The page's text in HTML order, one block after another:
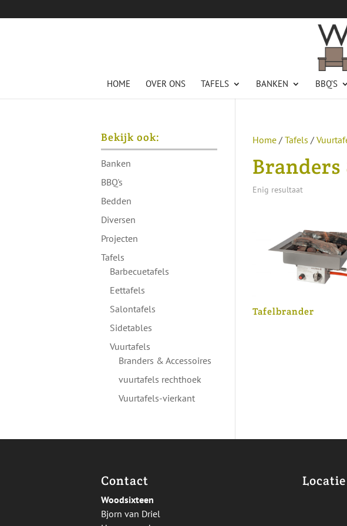
HOME OVER ONS TAFELS BANKEN BBQ’S
Home/ Tafels /
Branders
Enig resultaat
Tafelbrander
Bekijk ook:
Banken
BBQ's
Bedden
Diversen
Projecten
Tafels
Barbecuetafels
Eettafels
Salontafels
Sidetables
Vuurtafels
Branders & Accessoires
vuurtafels rechthoek
Vuurtafels-vierkant
Contact
Woodsixteen
Bjorn van Driel
Locatie